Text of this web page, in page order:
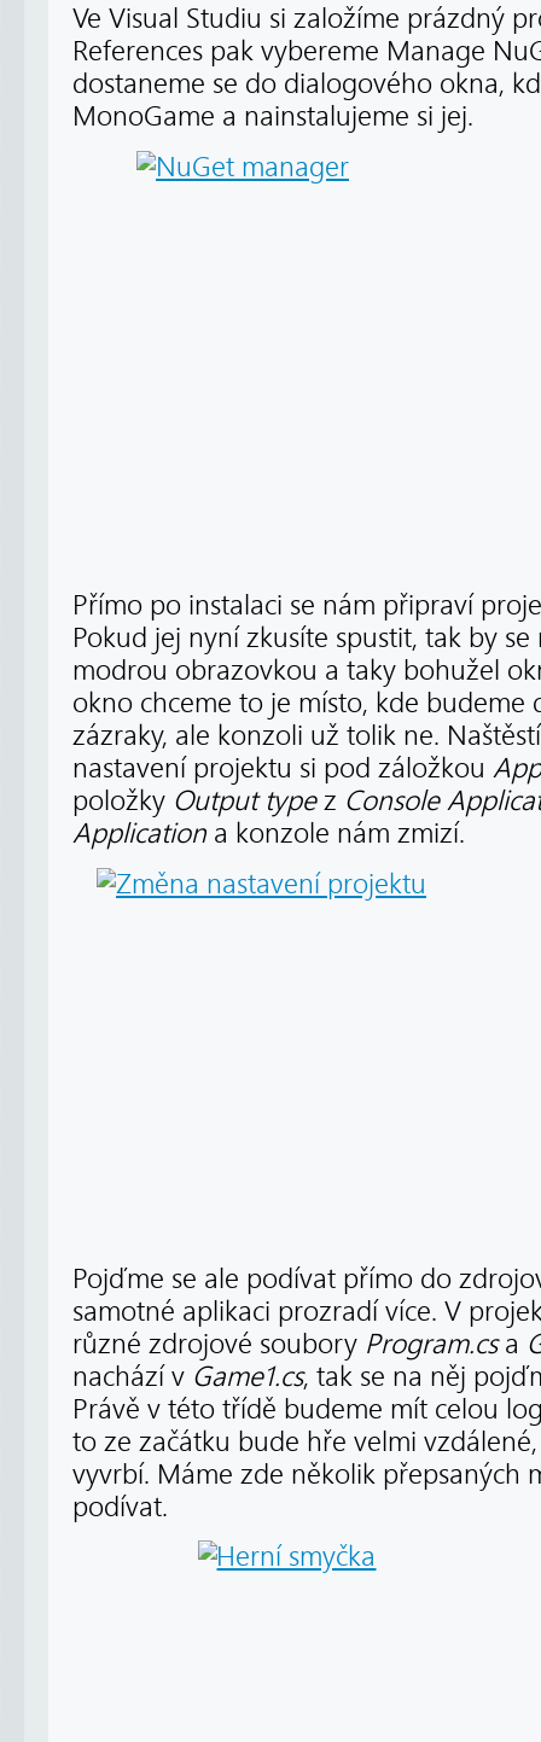
Ve Visual Studiu si založíme prázdný
References pak vybereme Manage
dostaneme se do dialogového okna,
MonoGame a nainstalujeme si jej.
Přímo po instalaci se nám připraví
Pokud jej nyní zkusíte spustit, tak by
modrou obrazovkou a taky bohužel
okno chceme to je místo, kde budeme
zázraky, ale konzoli už tolik ne.
nastavení projektu si pod záložkou
položky Output typez Console
Application a konzole nám zmizí.
Pojďme se ale podívat přímo do
samotné aplikaci prozradí více. V
různé zdrojové soubory Program.csa
nachází v Game1.cs, tak se na něj
Právě v této třídě budeme mít celou
to ze začátku bude hře velmi
vyvrbí. Máme zde několik přepsaných
podívat.